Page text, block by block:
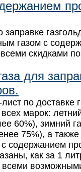
заправке
газом с
скидками
для
по доставке
всех марок:
60%), зимний
75%), а также
с содержанием
как за 1
всеми